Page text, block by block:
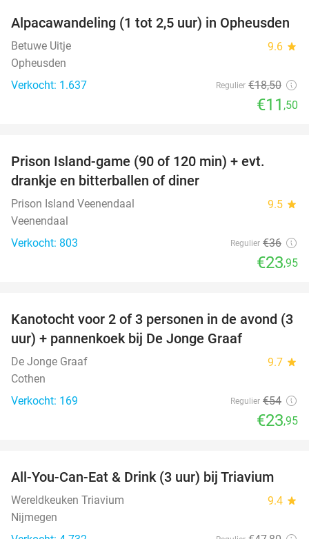
38%
Alpacawandeling (1 tot 2,5 uur) in Opheusden
Betuwe Uitje 9.6 star
Opheusden
Verkocht: 1.637
Regulier €18,50
€11 ,50
Prison Island-game (90 of 120 min) + evt.
drankje en bitterballen of diner
Prison Island Veenendaal 9.5 star
Veenendaal
Verkocht: 803
Regulier €36
€23,95
56%
Kanotocht voor 2 of 3 personen in de avond (3
uur) + pannenkoek bij De Jonge Graaf
De Jonge Graaf 9.7 star
Cothen
Verkocht: 169
Regulier €54
€23,95
21%
All-You-Can-Eat & Drink (3 uur) bij Triavium
Wereldkeuken Triavium 9.4 star
Nijmegen